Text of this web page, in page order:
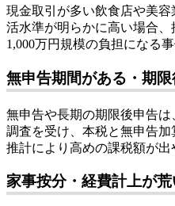
現金取引が多い飲食店や美
活水準が明らかに高い場合
1,000万円規模の負担になる
無申告期間がある・期
無申告や長期の期限後申告
調査を受け、本税と無申告
推計により高めの課税額が出
家事按分・経費計上が荒